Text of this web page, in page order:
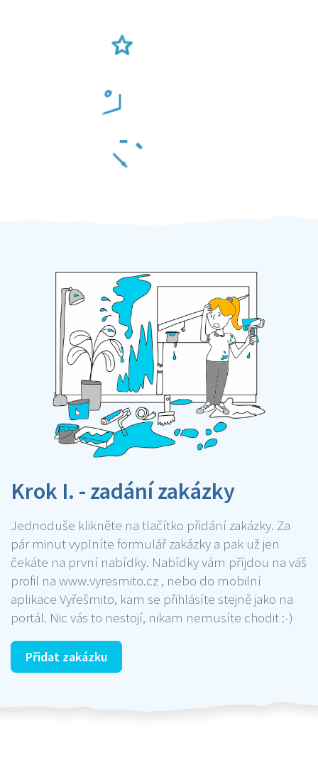
Krok I. - zadání zakázky
Jednoduše klikněte na tlačítko přidání zakázky. Za
pár minut vyplníte formulář zakázky a pak už jen
čekáte na první nabídky. Nabídky vám příjdou na váš
profil na www.vyresmito.cz , nebo do mobilní
aplikace Vyřešmito, kam se přihlásíte stejně jako na
portál. Nic vás to nestojí, nikam nemusíte chodit :-)
Přidat zakázku